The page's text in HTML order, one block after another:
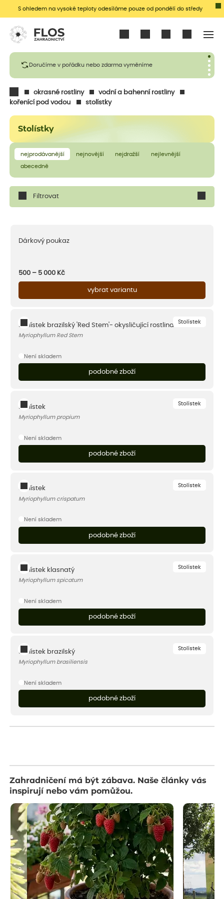
S ohledem na vysoké teploty odesíláme pouze od pondělí do středy
Doručíme v pořádku nebo zdarma vyměníme
okrasné rostliny
vodní a bahenní rostliny
kořenící pod vodou
stolístky
Stolístky
nejprodávanější nejnovější nejdražší nejlevnější
abecedně
Filtrovat
Dárkový poukaz
500 – 5 000 Kč
vybrat variantu
Stolístek
Stolístek brazilský 'Red Stem'- okysličující rostlina
Myriophyllum Red Stem
Není skladem
podobné zboží
Stolístek
Stolístek
Myriophyllum propium
Není skladem
podobné zboží
Stolístek
Stolístek
Myriophyllum crispatum
Není skladem
podobné zboží
Stolístek
Stolístek klasnatý
Myriophyllum spicatum
Není skladem
podobné zboží
Stolístek
Stolístek brazilský
Myriophyllum brasiliensis
Není skladem
podobné zboží
Zahradničení má být zábava. Naše články vás
inspirují nebo vám pomůžou.